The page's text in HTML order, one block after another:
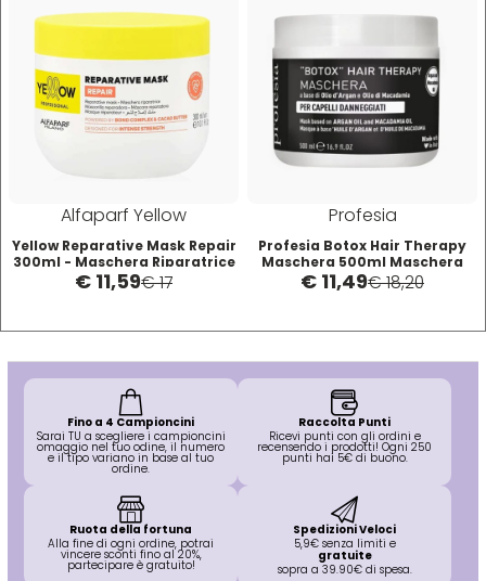
W-X
WAHL
Wella
Wetbrush
WOODY'S
Xanitalia
Alfaparf Yellow
Yellow Reparative Mask Repair
300ml - Maschera Riparatrice
Ristrutturante
€ 11,59€ 17
Profesia
Profesia Botox Hair Therapy
Maschera 500ml Maschera
Capelli Danneggiati
€ 11,49€ 18,20
Fino a 4 Campioncini
Sarai TU a scegliere i campioncini
omaggio nel tuo odine, il numero
e il tipo variano in base al tuo
ordine.
Raccolta Punti
Ricevi punti con gli ordini e
recensendo i prodotti! Ogni 250
punti hai 5€ di buono.
Ruota della fortuna
Alla fine di ogni ordine, potrai
vincere sconti fino al 20%,
partecipare è gratuito!
Spedizioni Veloci
5,9€ senza limiti e
gratuite
sopra a 39.90€ di spesa.